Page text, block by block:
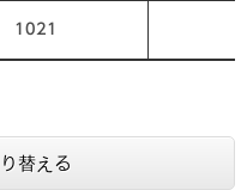
1021
替える